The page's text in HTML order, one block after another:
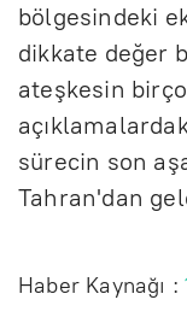
bölgesindeki
dikkate değer
ateşkesin
sürecin son
Tahran'dan
Haber Kaynağı :